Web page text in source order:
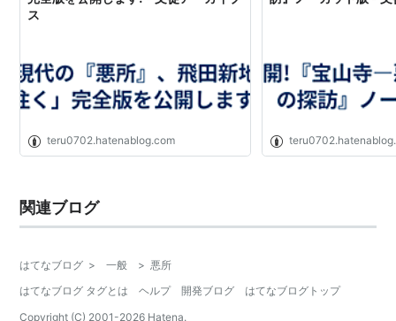
ス
teru0702.hatenablog.com
関連ブログ
はてなブログ > 一般 > 悪所
はてなブログ タグとは
ヘルプ 開発ブログ
はてなブログトップ
Copyright (C) 2001-2026 Hatena.